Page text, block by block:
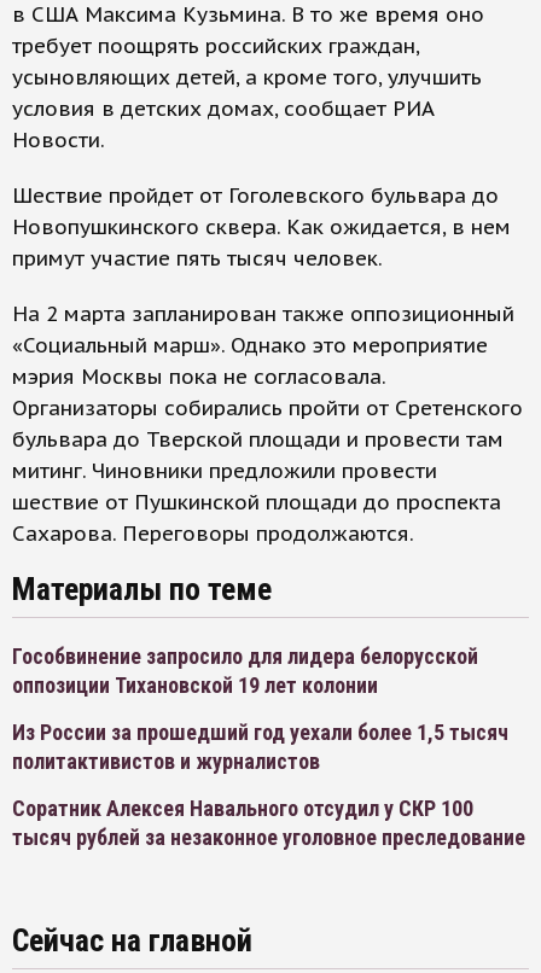
в США Максима Кузьмина. В то же время оно
требует поощрять российских граждан,
усыновляющих детей, а кроме того, улучшить
условия в детских домах, сообщает РИА
Новости.
Шествие пройдет от Гоголевского бульвара до
Новопушкинского сквера. Как ожидается, в нем
примут участие пять тысяч человек.
На 2 марта запланирован также оппозиционный
«Социальный марш». Однако это мероприятие
мэрия Москвы пока не согласовала.
Организаторы собирались пройти от Сретенского
бульвара до Тверской площади и провести там
митинг. Чиновники предложили провести
шествие от Пушкинской площади до проспекта
Сахарова. Переговоры продолжаются.
Материалы по теме
Гособвинение запросило для лидера белорусской
оппозиции Тихановской 19 лет колонии
Из России за прошедший год уехали более 1,5 тысяч
политактивистов и журналистов
Соратник Алексея Навального отсудил у СКР 100
тысяч рублей за незаконное уголовное преследование
Сейчас на главной